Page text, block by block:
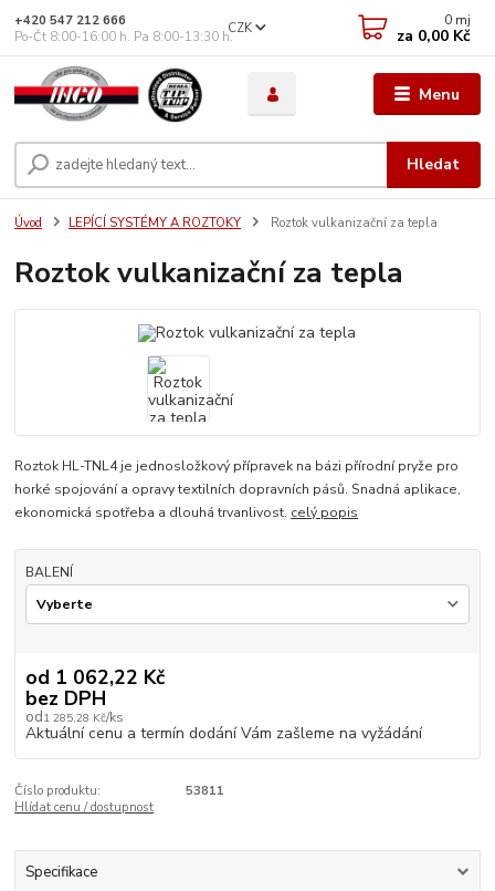
Menu
CZK
Hledat
+420 547 212 666
Po-Čt 8:00-16:00 h. Pa 8:00-13:30 h.
0 mj
za 0,00 Kč
Úvod LEPÍCÍ SYSTÉMY A ROZTOKY Roztok vulkanizační za tepla
Roztok vulkanizační za tepla
Roztok HL-TNL4 je jednosložkový přípravek na bázi přírodní pryže pro
horké spojování a opravy textilních dopravních pásů. Snadná aplikace,
ekonomická spotřeba a dlouhá trvanlivost. celý popis
BALENÍ
od1 285,28 Kč/ks
od 1 062,22 Kč
bez DPH
Aktuální cenu a termín dodání Vám zašleme na vyžádání
Číslo produktu:
53811
Hlídat cenu / dostupnost
Specifikace